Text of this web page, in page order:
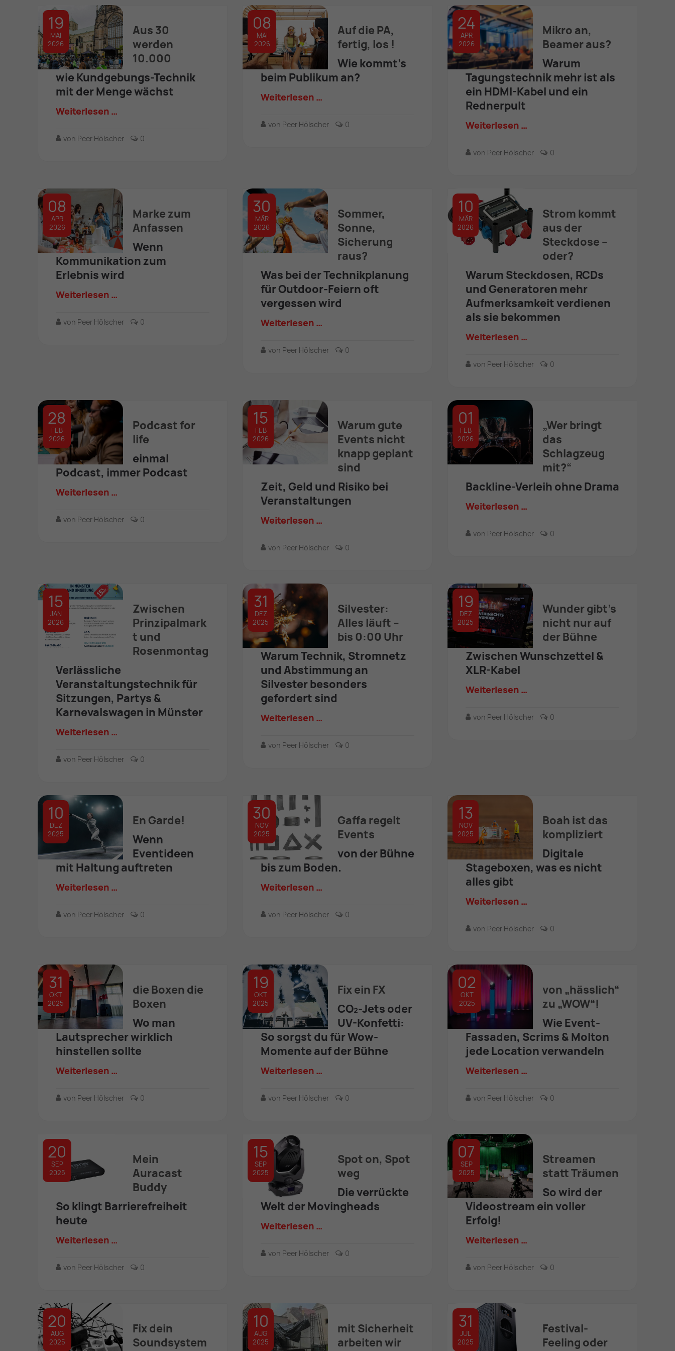
19
MAI
2026
Aus 30
werden
10.000
wie Kundgebungs-Technik
mit der Menge wächst
Weiterlesen …
von Peer Hölscher 0
08
MAI
2026
Auf die PA,
fertig, los !
Wie kommt's
beim Publikum an?
Weiterlesen …
von Peer Hölscher 0
24
APR
2026
Mikro an,
Beamer aus?
Warum
Tagungstechnik mehr ist als
ein HDMI-Kabel und ein
Rednerpult
Weiterlesen …
von Peer Hölscher 0
08
APR
2026
Marke zum
Anfassen
Wenn
Kommunikation zum
Erlebnis wird
Weiterlesen …
von Peer Hölscher 0
30
MÄR
2026
Sommer,
Sonne,
Sicherung
raus?
Was bei der Technikplanung
für Outdoor-Feiern oft
vergessen wird
Weiterlesen …
von Peer Hölscher 0
10
MÄR
2026
Strom kommt
aus der
Steckdose –
oder?
Warum Steckdosen, RCDs
und Generatoren mehr
Aufmerksamkeit verdienen
als sie bekommen
Weiterlesen …
von Peer Hölscher 0
28
FEB
2026
Podcast for
life
einmal
Podcast, immer Podcast
Weiterlesen …
von Peer Hölscher 0
15
FEB
2026
Warum gute
Events nicht
knapp geplant
sind
Zeit, Geld und Risiko bei
Veranstaltungen
Weiterlesen …
von Peer Hölscher 0
01
FEB
2026
„Wer bringt
das
Schlagzeug
mit?“
Backline-Verleih ohne Drama
Weiterlesen …
von Peer Hölscher 0
15
JAN
2026
Zwischen
Prinzipalmark
t und
Rosenmontag
Verlässliche
Veranstaltungstechnik für
Sitzungen, Partys &
Karnevalswagen in Münster
Weiterlesen …
von Peer Hölscher 0
31
DEZ
2025
Silvester:
Alles läuft –
bis 0:00 Uhr
Warum Technik, Stromnetz
und Abstimmung an
Silvester besonders
gefordert sind
Weiterlesen …
von Peer Hölscher 0
19
DEZ
2025
Wunder gibt’s
nicht nur auf
der Bühne
Zwischen Wunschzettel &
XLR-Kabel
Weiterlesen …
von Peer Hölscher 0
10
DEZ
2025
En Garde!
Wenn
Eventideen
mit Haltung auftreten
Weiterlesen …
von Peer Hölscher 0
30
NOV
2025
Gaffa regelt
Events
von der Bühne
bis zum Boden.
Weiterlesen …
von Peer Hölscher 0
13
NOV
2025
Boah ist das
kompliziert
Digitale
Stageboxen, was es nicht
alles gibt
Weiterlesen …
von Peer Hölscher 0
31
OKT
2025
die Boxen die
Boxen
Wo man
Lautsprecher wirklich
hinstellen sollte
Weiterlesen …
von Peer Hölscher 0
19
OKT
2025
Fix ein FX
CO₂-Jets oder
UV-Konfetti:
So sorgst du für Wow-
Momente auf der Bühne
Weiterlesen …
von Peer Hölscher 0
02
OKT
2025
von „hässlich“
zu „WOW“!
Wie Event-
Fassaden, Scrims & Molton
jede Location verwandeln
Weiterlesen …
von Peer Hölscher 0
20
SEP
2025
Mein
Auracast
Buddy
So klingt Barrierefreiheit
heute
Weiterlesen …
von Peer Hölscher 0
15
SEP
2025
Spot on, Spot
weg
Die verrückte
Welt der Movingheads
Weiterlesen …
von Peer Hölscher 0
07
SEP
2025
Streamen
statt Träumen
So wird der
Videostream ein voller
Erfolg!
Weiterlesen …
von Peer Hölscher 0
20
AUG
2025
Fix dein
Soundsystem
10
AUG
2025
mit Sicherheit
arbeiten wir
31
JUL
2025
Festival-
Feeling oder